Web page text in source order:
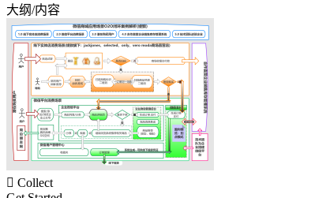
大纲/内容
 Collect